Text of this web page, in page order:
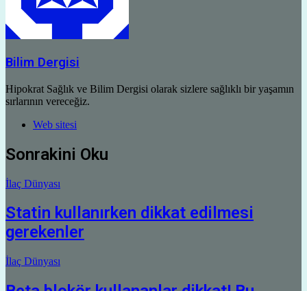
Bilim Dergisi
Hipokrat Sağlık ve Bilim Dergisi olarak sizlere sağlıklı bir yaşamın
sırlarının vereceğiz.
Web sitesi
Sonrakini Oku
İlaç Dünyası
Statin kullanırken dikkat edilmesi
gerekenler
İlaç Dünyası